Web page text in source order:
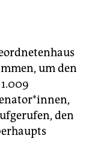
um den
den